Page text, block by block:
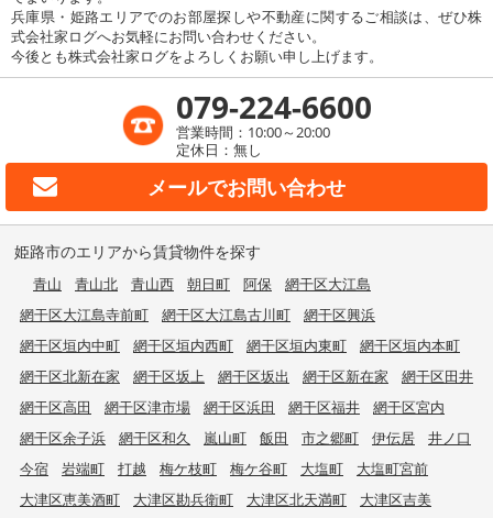
兵庫県・姫路エリアでのお部屋探しや不動産に関するご相談は、ぜひ株
式会社家ログへお気軽にお問い合わせください。
今後とも株式会社家ログをよろしくお願い申し上げます。
079-224-6600
営業時間：10:00～20:00
定休日：無し
メールでお問い合わせ
姫路市のエリアから賃貸物件を探す
青山 青山北 青山西 朝日町 阿保
網干区大江島
網干区大江島寺前町
網干区大江島古川町
網干区興浜
網干区垣内中町
網干区垣内西町 網干区垣内東町
網干区垣内本町
網干区北新在家
網干区坂上 網干区坂出 網干区新在家
網干区田井
網干区高田
網干区津市場 網干区浜田 網干区福井
網干区宮内
網干区余子浜
網干区和久 嵐山町 飯田 市之郷町 伊伝居
井ノ口
今宿
岩端町 打越 梅ケ枝町 梅ケ谷町 大塩町
大塩町宮前
大津区恵美酒町
大津区勘兵衛町 大津区北天満町
大津区吉美